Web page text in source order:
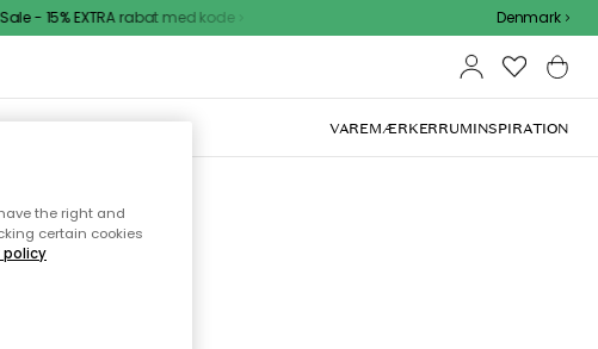
- 15% EXTRA rabat med kode Denmark
VAREMÆRKERRUMINSPIRATION
du
the right and
certain cookies
policy